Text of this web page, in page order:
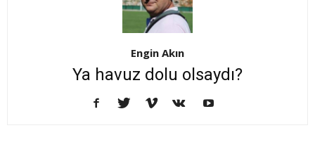
Engin Akın
Ya havuz dolu olsaydı?